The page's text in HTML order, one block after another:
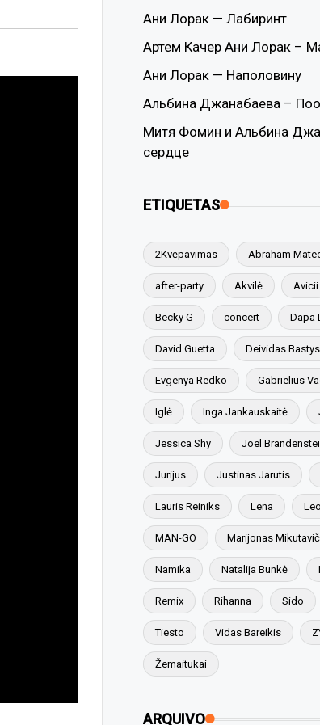
Ани Лорак — Лабиринт
Артем Качер Ани Лорак –
Ани Лорак — Наполовину
Альбина Джанабаева –
Митя Фомин и Альбина
сердце
ETIQUETAS
2Kvėpavimas Abraham
after-party Akvilė Avicii
Becky G concert Dapa
David Guetta Deividas Bastys
Evgenya Redko Gabrielius
Iglė Inga Jankauskaitė
Jessica Shy Joel
Jurijus Justinas Jarutis
Lauris Reiniks Lena
MAN-GO Marijonas
Namika Natalija Bunkė
Remix Rihanna Sido
Tiesto Vidas Bareikis
Žemaitukai
ARQUIVO